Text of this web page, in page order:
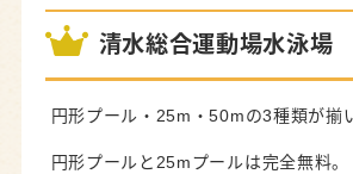
清水総合運動場水泳場
円形プール・25m・50mの3種類が揃
円形プールと25mプールは完全無料。